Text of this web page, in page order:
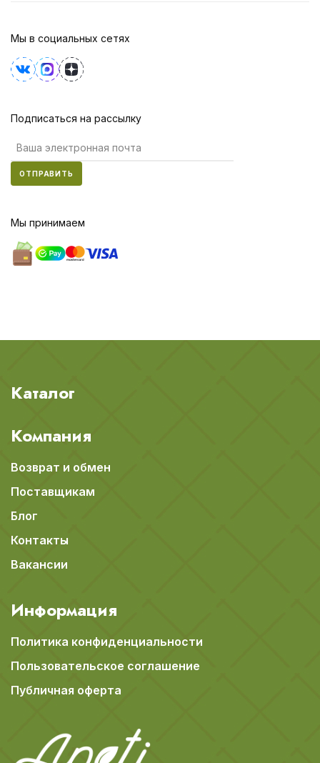
Мы в социальных сетях
Подписаться на рассылку
ОТПРАВИТЬ
Мы принимаем
Каталог
Компания
Возврат и обмен
Поставщикам
Блог
Контакты
Вакансии
Информация
Политика конфиденциальности
Пользовательское соглашение
Публичная оферта